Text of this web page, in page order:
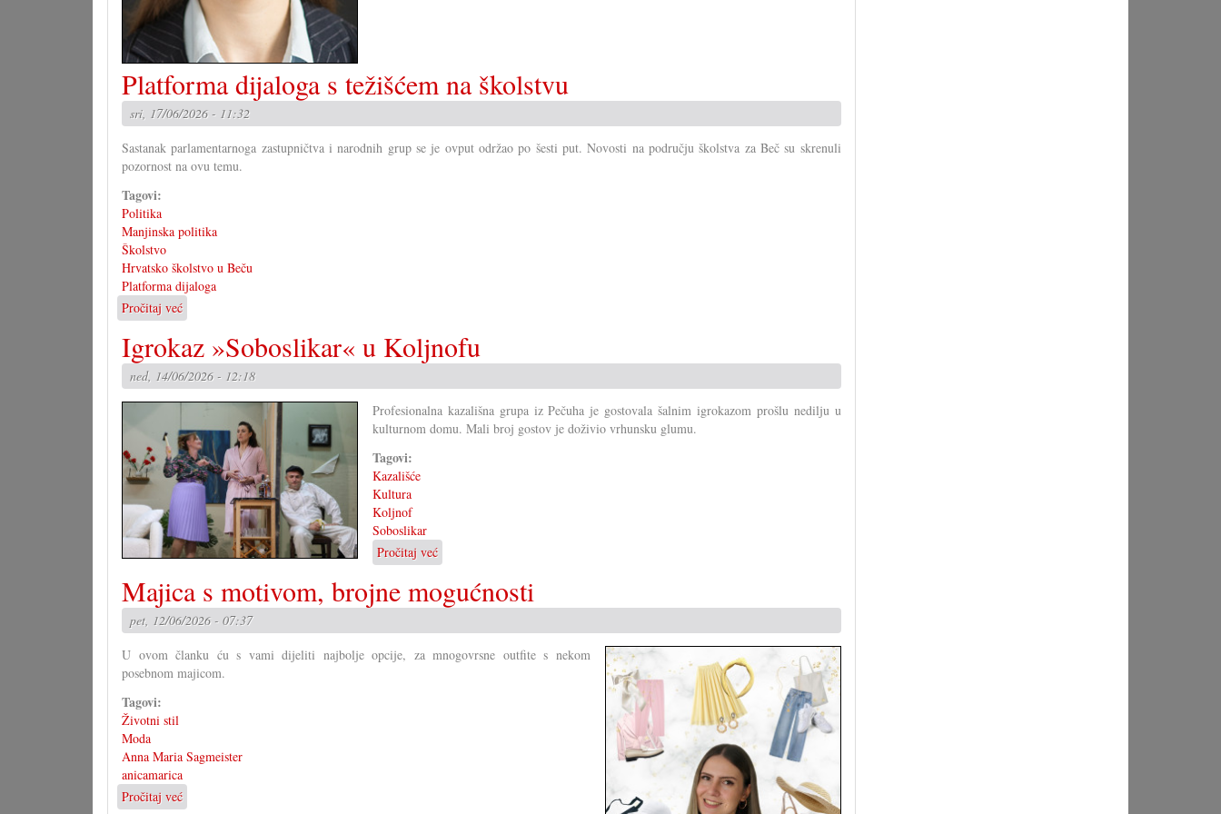
Platforma dijaloga s težišćem na školstvu
sri, 17/06/2026 - 11:32
Sastanak parlamentarnoga zastupničtva i narodnih grup se je ovput održao po šesti put. Novosti na području školstva za Beč su skrenuli
pozornost na ovu temu.
Tagovi:
Politika
Manjinska politika
Školstvo
Hrvatsko školstvo u Beču
Platforma dijaloga
Pročitaj već
Platforma
dijaloga
s
težišćem
na
Igrokaz »Soboslikar« u Koljnofu
ned, 14/06/2026 - 12:18
Profesionalna kazališna grupa iz Pečuha je gostovala šalnim igrokazom prošlu nedilju u
kulturnom domu. Mali broj gostov je doživio vrhunsku glumu.
Tagovi:
Kazališće
Kultura
Koljnof
Soboslikar
Pročitaj već
Igrokaz
»Soboslikar«
u
Majica s motivom, brojne mogućnosti
pet, 12/06/2026 - 07:37
U ovom članku ću s vami dijeliti najbolje opcije, za mnogovrsne outfite s nekom
posebnom majicom.
Tagovi:
Životni stil
Moda
Anna Maria Sagmeister
anicamarica
Pročitaj već